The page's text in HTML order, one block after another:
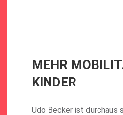
MEHR
KINDER
Udo Becker ist durchaus